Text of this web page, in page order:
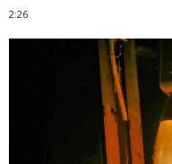
2:26